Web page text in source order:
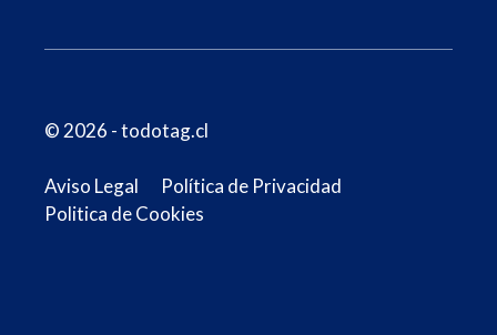
© 2026 - todotag.cl
Aviso Legal
Política de Privacidad
Politica de Cookies